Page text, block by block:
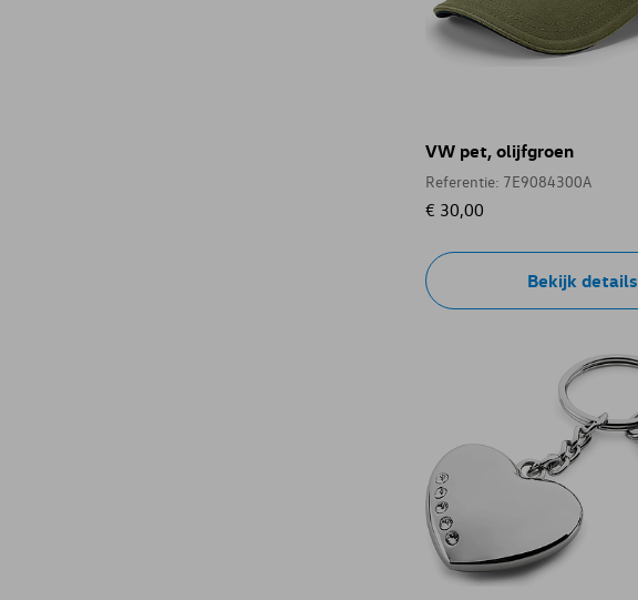
VW pet, olijfgroen
Referentie: 7E9084300A
€ 30,00
Bekijk details